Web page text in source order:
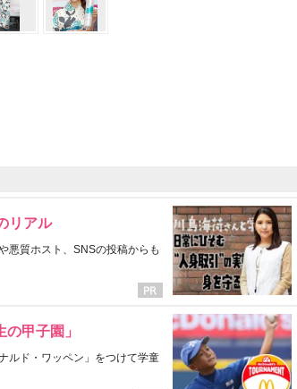
リアル
悪質ホスト、SNSの投稿からも
甲子園」
ルド・ワッペン」をつけて学童